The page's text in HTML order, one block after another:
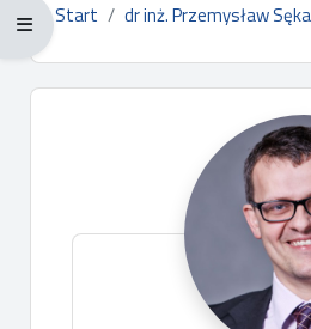
Rozwiń menu pełnoekranowe: Ctrl +
Start dr inż. Przemysław
Główne bloki